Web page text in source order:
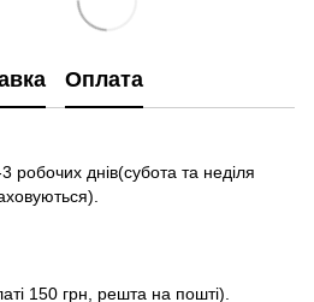
Оплата
робочих днів(субота та неділя
150 грн, решта на пошті).